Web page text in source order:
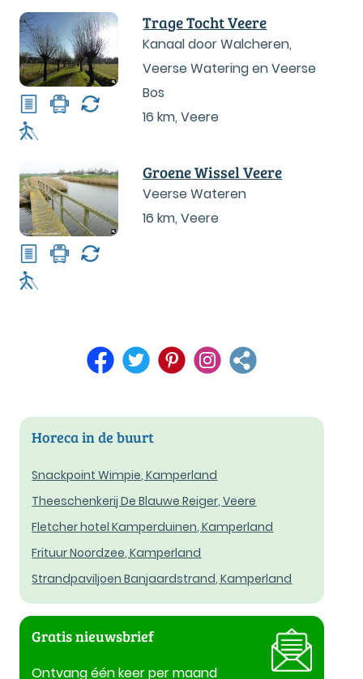
Trage Tocht Veere
Kanaal door Walcheren,
Veerse Watering en Veerse
Bos
16 km,Veere
Groene Wissel Veere
Veerse Wateren
16 km,Veere
Horeca in de buurt
Snackpoint Wimpie, Kamperland
Theeschenkerij De Blauwe Reiger, Veere
Fletcher hotel Kamperduinen, Kamperland
Frituur Noordzee, Kamperland
Strandpaviljoen Banjaardstrand, Kamperland
Gratis nieuwsbrief
Ontvang één keer per maand